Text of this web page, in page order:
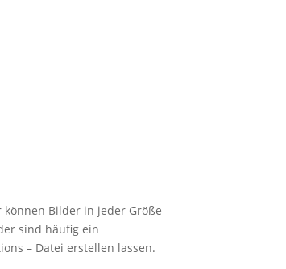
können Bilder in jeder Größe
sind häufig ein
– Datei erstellen lassen.